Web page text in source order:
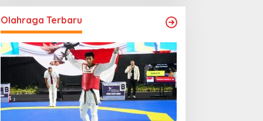
Olahraga Terbaru